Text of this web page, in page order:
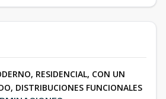
RESIDENCIAL, CON UN
DISTRIBUCIONES FUNCIONALES